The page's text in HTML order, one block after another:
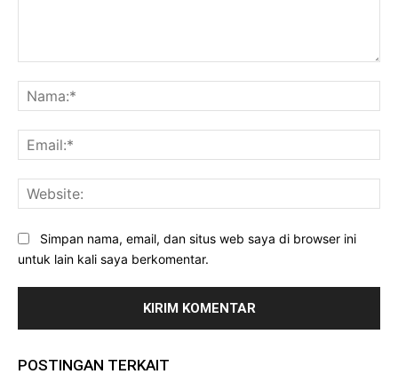
Simpan nama, email, dan situs web saya di browser ini
untuk lain kali saya berkomentar.
POSTINGAN TERKAIT